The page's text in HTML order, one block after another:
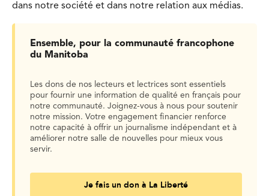
dans notre société et dans notre relation aux médias.
Ensemble, pour la communauté francophone
du Manitoba
Les dons de nos lecteurs et lectrices sont essentiels
pour fournir une information de qualité en français pour
notre communauté. Joignez-vous à nous pour soutenir
notre mission. Votre engagement financier renforce
notre capacité à offrir un journalisme indépendant et à
améliorer notre salle de nouvelles pour mieux vous
servir.
Je fais un don à La Liberté